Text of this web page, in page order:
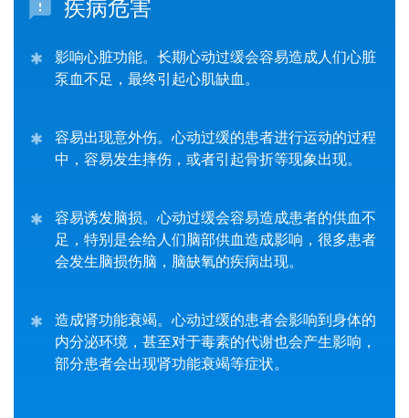
疾病危害
影响心脏功能。长期心动过缓会容易造成人们心脏
泵血不足，最终引起心肌缺血。
容易出现意外伤。心动过缓的患者进行运动的过程
中，容易发生摔伤，或者引起骨折等现象出现。
容易诱发脑损。心动过缓会容易造成患者的供血不
足，特别是会给人们脑部供血造成影响，很多患者
会发生脑损伤脑，脑缺氧的疾病出现。
造成肾功能衰竭。心动过缓的患者会影响到身体的
内分泌环境，甚至对于毒素的代谢也会产生影响，
部分患者会出现肾功能衰竭等症状。